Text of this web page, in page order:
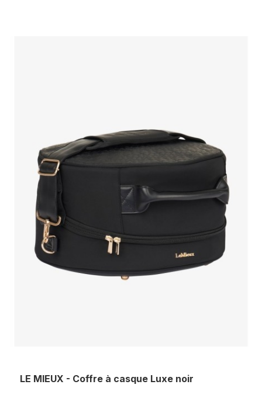
LE MIEUX - Coffre à casque Luxe noir